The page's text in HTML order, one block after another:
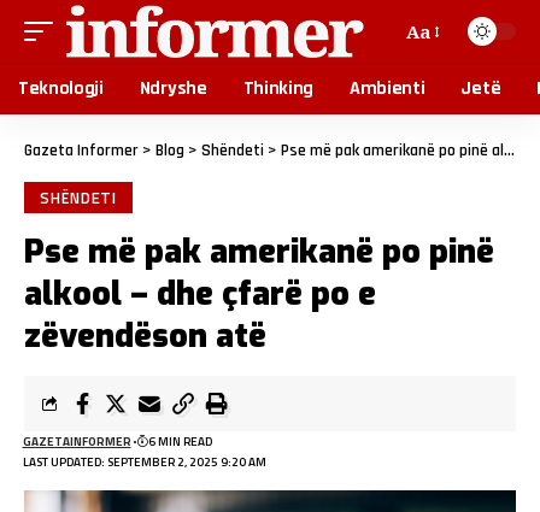
Aa
Teknologji Ndryshe Thinking Ambienti Jetë
Gazeta Informer > Blog > Shëndeti > Pse më pak amerikanë po pinë alkool – dhe çfarë po e zëvendëson atë
SHËNDETI
Pse më pak amerikanë po pinë
alkool – dhe çfarë po e
zëvendëson atë
LAST UPDATED: SEPTEMBER 2, 2025 9:20 AM
GAZETAINFORMER 6 MIN READ